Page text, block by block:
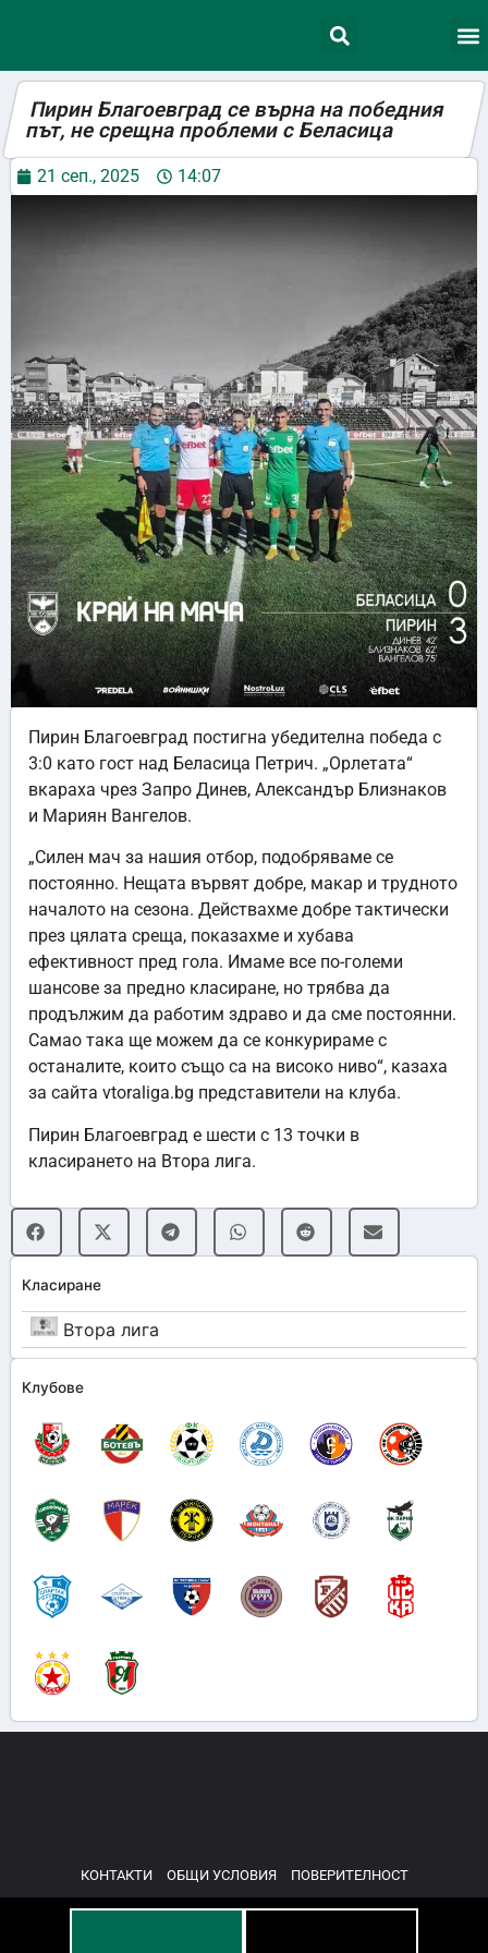
Класиране
Втора лига
Клубове
Пирин Благоевград се върна на победния
път, не срещна проблеми с Беласица
21 сеп., 2025 14:07
Пирин Благоевград постигна убедителна победа с
3:0 като гост над Беласица Петрич. „Орлетата“
вкараха чрез Запро Динев, Александър Близнаков
и Мариян Вангелов.
„Силен мач за нашия отбор, подобряваме се
постоянно. Нещата вървят добре, макар и трудното
началото на сезона. Действахме добре тактически
през цялата среща, показахме и хубава
ефективност пред гола. Имаме все по-големи
шансове за предно класиране, но трябва да
продължим да работим здраво и да сме постоянни.
Самао така ще можем да се конкурираме с
останалите, които също са на високо ниво“, казаха
за сайта vtoraliga.bg представители на клуба.
Пирин Благоевград e шести с 13 точки в
класирането на Втора лига.
КОНТАКТИ ОБЩИ УСЛОВИЯ ПОВЕРИТЕЛНОСТ